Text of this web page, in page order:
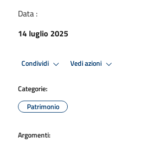
Data :
14 luglio 2025
Condividi Vedi azioni
Categorie:
Patrimonio
Argomenti: